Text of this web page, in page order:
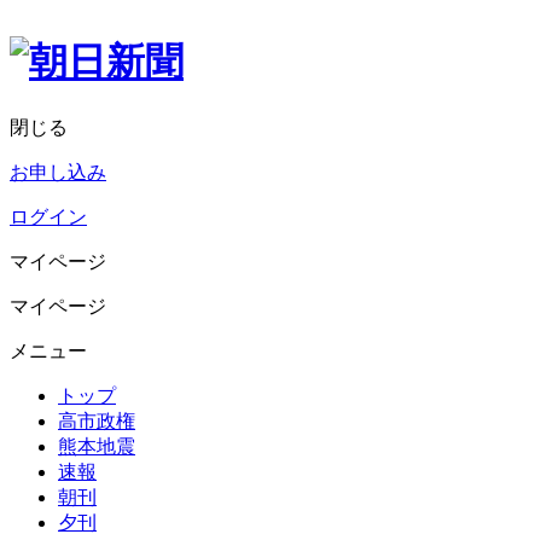
閉じる
お申し込み
ログイン
マイページ
マイページ
メニュー
トップ
高市政権
熊本地震
速報
朝刊
夕刊